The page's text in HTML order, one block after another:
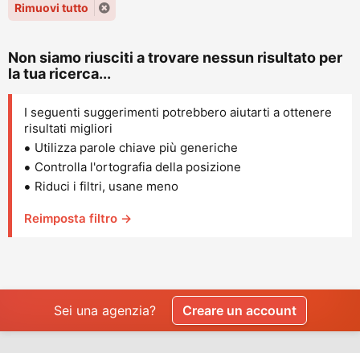
Rimuovi tutto
Non siamo riusciti a trovare nessun risultato per
la tua ricerca...
I seguenti suggerimenti potrebbero aiutarti a ottenere
risultati migliori
Utilizza parole chiave più generiche
Controlla l'ortografia della posizione
Riduci i filtri, usane meno
Reimposta filtro →
Sei una agenzia? Creare un account